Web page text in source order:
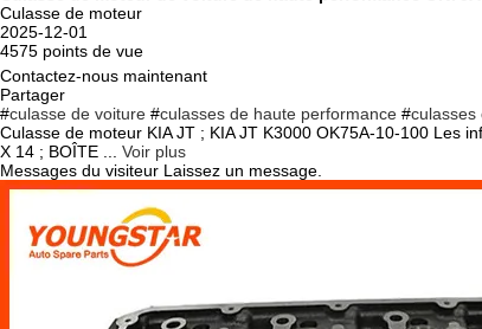
Culasse de moteur
2025-12-01
4575 points de vue
Contactez-nous maintenant
Partager
#culasse de voiture #culasses de haute performance #culasses
Culasse de moteur KIA JT ; KIA JT K3000 OK75A-10-100 Les
X 14 ; BOÎTE ...
Voir plus
Messages du visiteur Laissez un message.